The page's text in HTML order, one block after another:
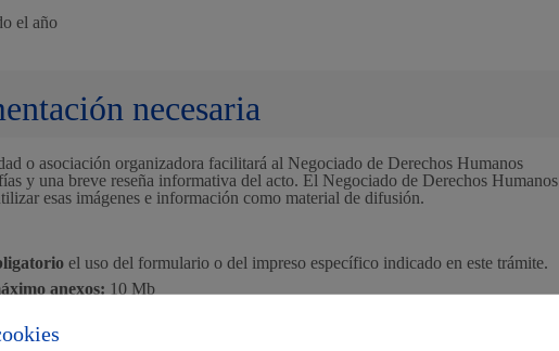
Administración municipal
el año
necesaria
o asociación organizadora facilitará al Negociado de Derechos Humanos
y una breve reseña informativa del acto. El Negociado de Derechos Humanos
esas imágenes e información como material de difusión.
el uso del formulario o del impreso específico indicado en este trámite.
anexos: 10 Mb